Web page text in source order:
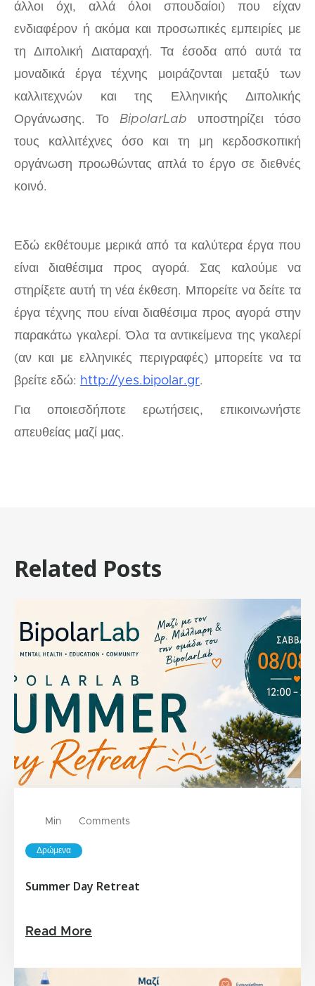
άλλοι όχι, αλλά όλοι σπουδαίοι) που είχαν
ενδιαφέρον ή ακόμα και προσωπικές εμπειρίες με
τη Διπολική Διαταραχή. Τα έσοδα από αυτά τα
μοναδικά έργα τέχνης μοιράζονται μεταξύ των
καλλιτεχνών και της Ελληνικής Διπολικής
Οργάνωσης. Το BipolarLab υποστηρίζει τόσο
τους καλλιτέχνες όσο και τη μη κερδοσκοπική
οργάνωση προωθώντας απλά το έργο σε διεθνές
κοινό.
Εδώ εκθέτουμε μερικά από τα καλύτερα έργα που
είναι διαθέσιμα προς αγορά. Σας καλούμε να
στηρίξετε αυτή τη νέα έκθεση. Μπορείτε να δείτε τα
έργα τέχνης που είναι διαθέσιμα προς αγορά στην
παρακάτω γκαλερί. Όλα τα αντικείμενα της γκαλερί
(αν και με ελληνικές περιγραφές) μπορείτε να τα
βρείτε εδώ: http://yes.bipolar.gr.
Για οποιεσδήποτε ερωτήσεις, επικοινωνήστε
απευθείας μαζί μας.
Related Posts
Min Comments
Δρώμενα
Summer Day Retreat
Read More